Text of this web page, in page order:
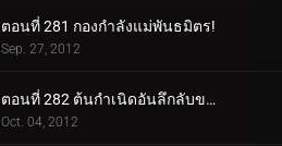
ตอนที่ 281 กองกำลังแม่พันธมิตร!
Sep. 27, 2012
ตอนที่ 282 ต้นกำเนิดอันลึกลับของสุดยอดแท็กทีม!
Oct. 04, 2012